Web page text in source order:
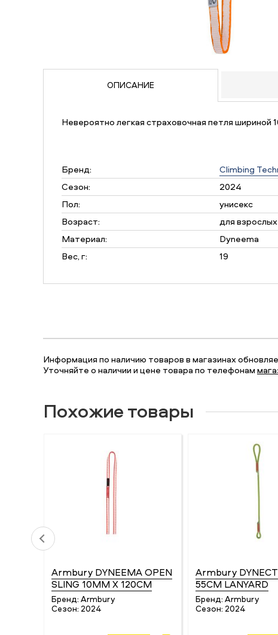
ОПИСАНИЕ
Невероятно легкая страховочная петля шириной
Бренд:
Climbing
Сезон:
2024
Пол:
унисекс
Возраст:
для взрослых
Материал:
Dyneema
Вес, г:
19
Информация по наличию товаров в магазинах
Уточняйте о наличии и цене товара по телефонам
Похожие товары
Armbury DYNEEMA OPEN
SLING 10MM X 120CM
Бренд: Armbury
Сезон: 2024
Armbury
55CM LANYARD
Бренд: Armbury
Сезон: 2024